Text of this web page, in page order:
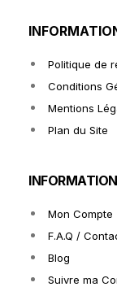
Politique de
Conditions
Mentions
Plan du Site
Mon Compte
F.A.Q /
Blog
Suivre ma